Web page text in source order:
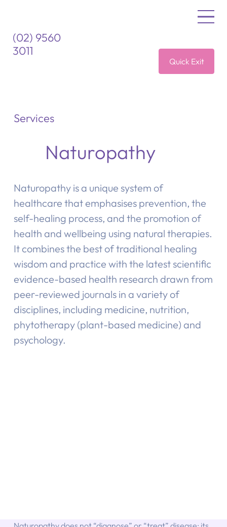
(02) 9560
3011
Quick Exit
Services
Naturopathy
Naturopathy is a unique system of
healthcare that emphasises prevention, the
self-healing process, and the promotion of
health and wellbeing using natural therapies.
It combines the best of traditional healing
wisdom and practice with the latest scientific
evidence-based health research drawn from
peer-reviewed journals in a variety of
disciplines, including medicine, nutrition,
phytotherapy (plant-based medicine) and
psychology.